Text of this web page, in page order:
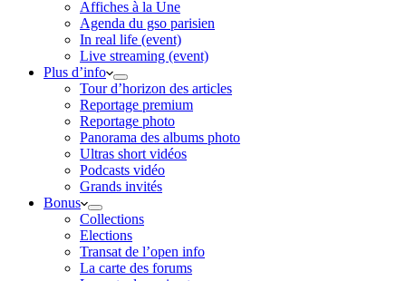
Affiches à la Une
Agenda du gso parisien
In real life (event)
Live streaming (event)
Plus d’info
Tour d’horizon des articles
Reportage premium
Reportage photo
Panorama des albums photo
Ultras short vidéos
Podcasts vidéo
Grands invités
Bonus
Collections
Elections
Transat de l’open info
La carte des forums